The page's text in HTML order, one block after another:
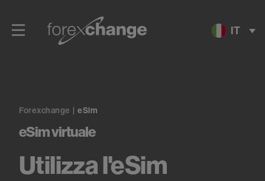
IT
Forexchange | eSim
eSim virtuale
Utilizza l'eSim